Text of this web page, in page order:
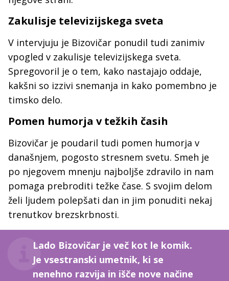
Zakulisje televizijskega sveta
V intervjuju je Bizovičar ponudil tudi zanimiv
vpogled v zakulisje televizijskega sveta.
Spregovoril je o tem, kako nastajajo oddaje,
kakšni so izzivi snemanja in kako pomembno je
timsko delo.
Pomen humorja v težkih časih
Bizovičar je poudaril tudi pomen humorja v
današnjem, pogosto stresnem svetu. Smeh je
po njegovem mnenju najboljše zdravilo in nam
pomaga prebroditi težke čase. S svojim delom
želi ljudem polepšati dan in jim ponuditi nekaj
trenutkov brezskrbnosti.
Lado Bizovičar je več kot le komik.
Je vsestranski umetnik, ki se
nenehno razvija in išče nove načine